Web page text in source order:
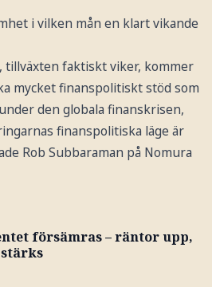
i vilken mån en klart vikande
tillväxten faktiskt viker, kommer
mycket finanspolitiskt stöd som
den globala finanskrisen,
finanspolitiska läge är
Rob Subbaraman på Nomura
försämras – räntor upp,